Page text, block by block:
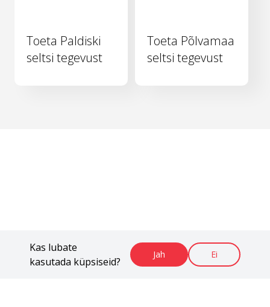
Kas lubate
kasutada küpsiseid?
Jah Ei
Toeta Paldiski
seltsi tegevust
Toeta Põlvamaa
seltsi tegevust